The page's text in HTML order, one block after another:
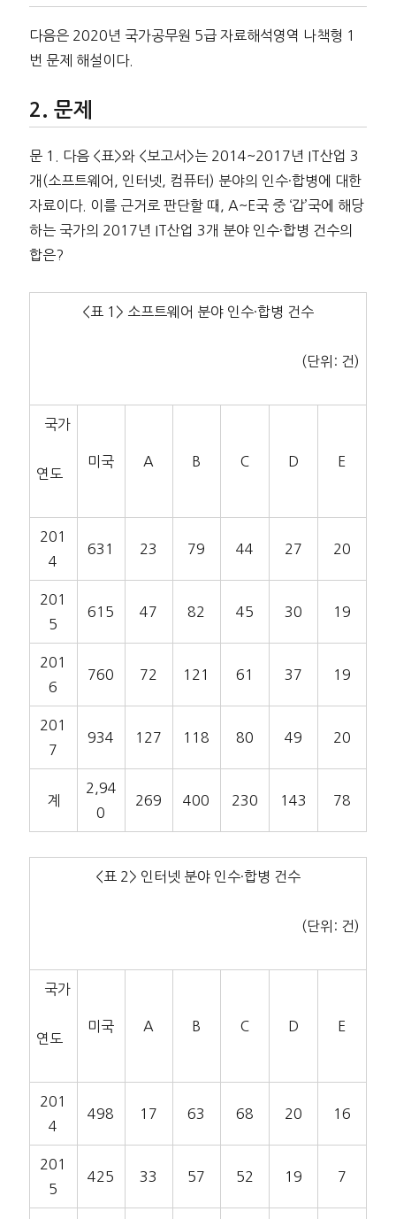
다음은 2020년 국가공무원 5급 자료해석영역 나책형 1
번 문제 해설이다.
문제
문 1. 다음 <표>와 <보고서>는 2014~2017년 IT산업 3
개(소프트웨어, 인터넷, 컴퓨터) 분야의 인수·합병에 대한
자료이다. 이를 근거로 판단할 때, A~E국 중 ‘갑’국에 해당
하는 국가의 2017년 IT산업 3개 분야 인수·합병 건수의
합은?
<표 1> 소프트웨어 분야 인수·합병 건수
(단위: 건)
국가
연도
미국 A B C D E
201
4
631 23 79 44 27 20
201
5
615 47 82 45 30 19
201
6
760 72 121 61 37 19
201
7
934 127 118 80 49 20
계
2,94
0
269 400 230 143 78
<표 2> 인터넷 분야 인수·합병 건수
(단위: 건)
국가
연도
미국 A B C D E
201
4
498 17 63 68 20 16
201
5
425 33 57 52 19 7